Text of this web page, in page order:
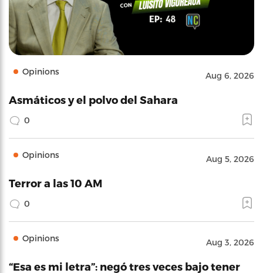
Opinions Aug 6, 2026
Asmáticos y el polvo del Sahara
0
Opinions Aug 5, 2026
Terror a las 10 AM
0
Opinions Aug 3, 2026
“Esa es mi letra”: negó tres veces bajo tener